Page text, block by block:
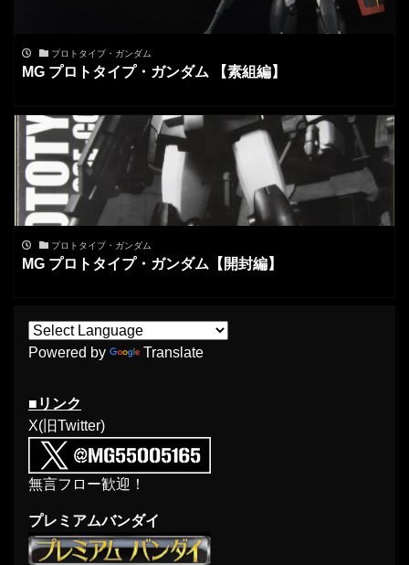
プロトタイプ・ガンダム
MG プロトタイプ・ガンダム 【素組編】
プロトタイプ・ガンダム
MG プロトタイプ・ガンダム【開封編】
Powered by Translate
■リンク
X(旧Twitter)
無言フロー歓迎！
プレミアムバンダイ